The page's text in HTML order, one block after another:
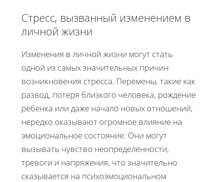
Стресс, вызванный изменением в
личной жизни
Изменения в личной жизни могут стать
одной из самых значительных причин
возникновения стресса. Перемены, такие как
развод, потеря близкого человека, рождение
ребенка или даже начало новых отношений,
нередко оказывают огромное влияние на
эмоциональное состояние. Они могут
вызывать чувство неопределенности,
тревоги и напряжения, что значительно
сказывается на психоэмоциональном